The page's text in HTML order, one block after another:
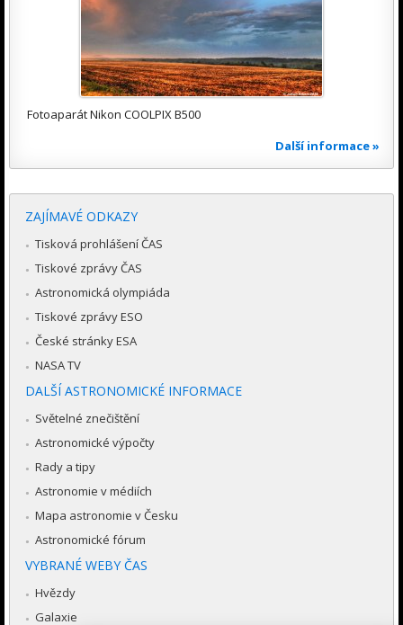
Fotoaparát Nikon COOLPIX B500
Další informace »
ZAJÍMAVÉ ODKAZY
Tisková prohlášení ČAS
Tiskové zprávy ČAS
Astronomická olympiáda
Tiskové zprávy ESO
České stránky ESA
NASA TV
DALŠÍ ASTRONOMICKÉ INFORMACE
Světelné znečištění
Astronomické výpočty
Rady a tipy
Astronomie v médiích
Mapa astronomie v Česku
Astronomické fórum
VYBRANÉ WEBY ČAS
Hvězdy
Galaxie